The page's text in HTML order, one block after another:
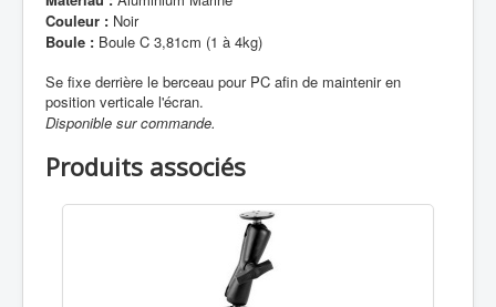
Couleur : Noir
Boule : Boule C 3,81cm (1 à 4kg)
Se fixe derrière le berceau pour PC afin de maintenir en
position verticale l'écran.
Disponible sur commande.
Produits associés